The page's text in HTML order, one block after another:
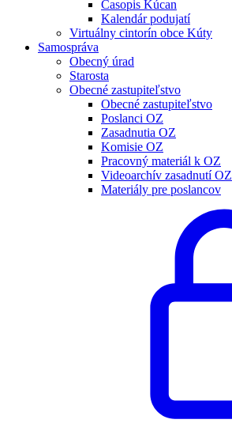
Časopis Kúcan
Kalendár podujatí
Virtuálny cintorín obce Kúty
Samospráva
Obecný úrad
Starosta
Obecné zastupiteľstvo
Obecné zastupiteľstvo
Poslanci OZ
Zasadnutia OZ
Komisie OZ
Pracovný materiál k OZ
Videoarchív zasadnutí OZ
Materiály pre poslancov